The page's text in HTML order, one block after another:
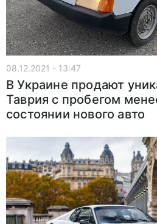
08.12.2021 - 13:47
В Украине продают
Таврия с пробегом
состоянии нового авто